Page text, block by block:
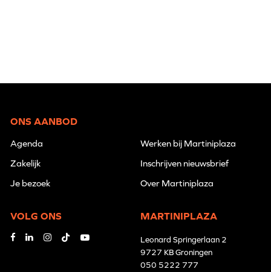
ONS AANBOD
Agenda
Zakelijk
Je bezoek
Werken bij Martiniplaza
Inschrijven nieuwsbrief
Over Martiniplaza
VOLG ONS MARTINIPLAZA
Leonard Springerlaan 2
9727 KB Groningen
050 5222 777